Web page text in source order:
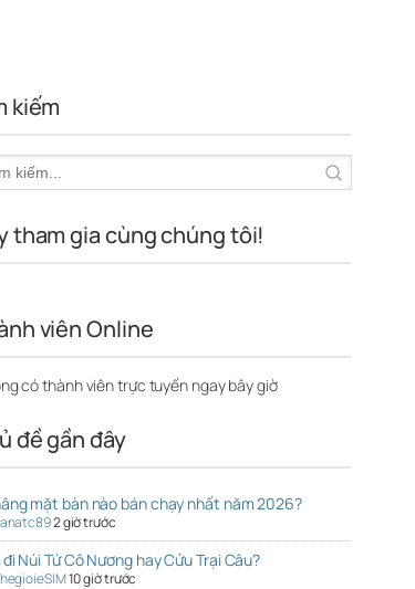
kiếm
tham gia cùng chúng tôi!
viên Online
có thành viên trực tuyến ngay bây giờ
đề gần đây
mặt bàn nào bán chạy nhất năm 2026?
2 giờ trước
Núi Tứ Cô Nương hay Cửu Trại Câu?
10 giờ trước